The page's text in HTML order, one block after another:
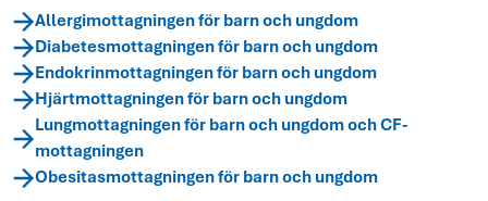
Allergimottagningen för barn och ungdom
Diabetesmottagningen för barn och ungdom
Endokrinmottagningen för barn och ungdom
Hjärtmottagningen för barn och ungdom
Lungmottagningen för barn och ungdom och CF-
mottagningen
Obesitasmottagningen för barn och ungdom